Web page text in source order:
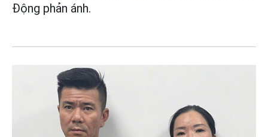
Động phản ánh.